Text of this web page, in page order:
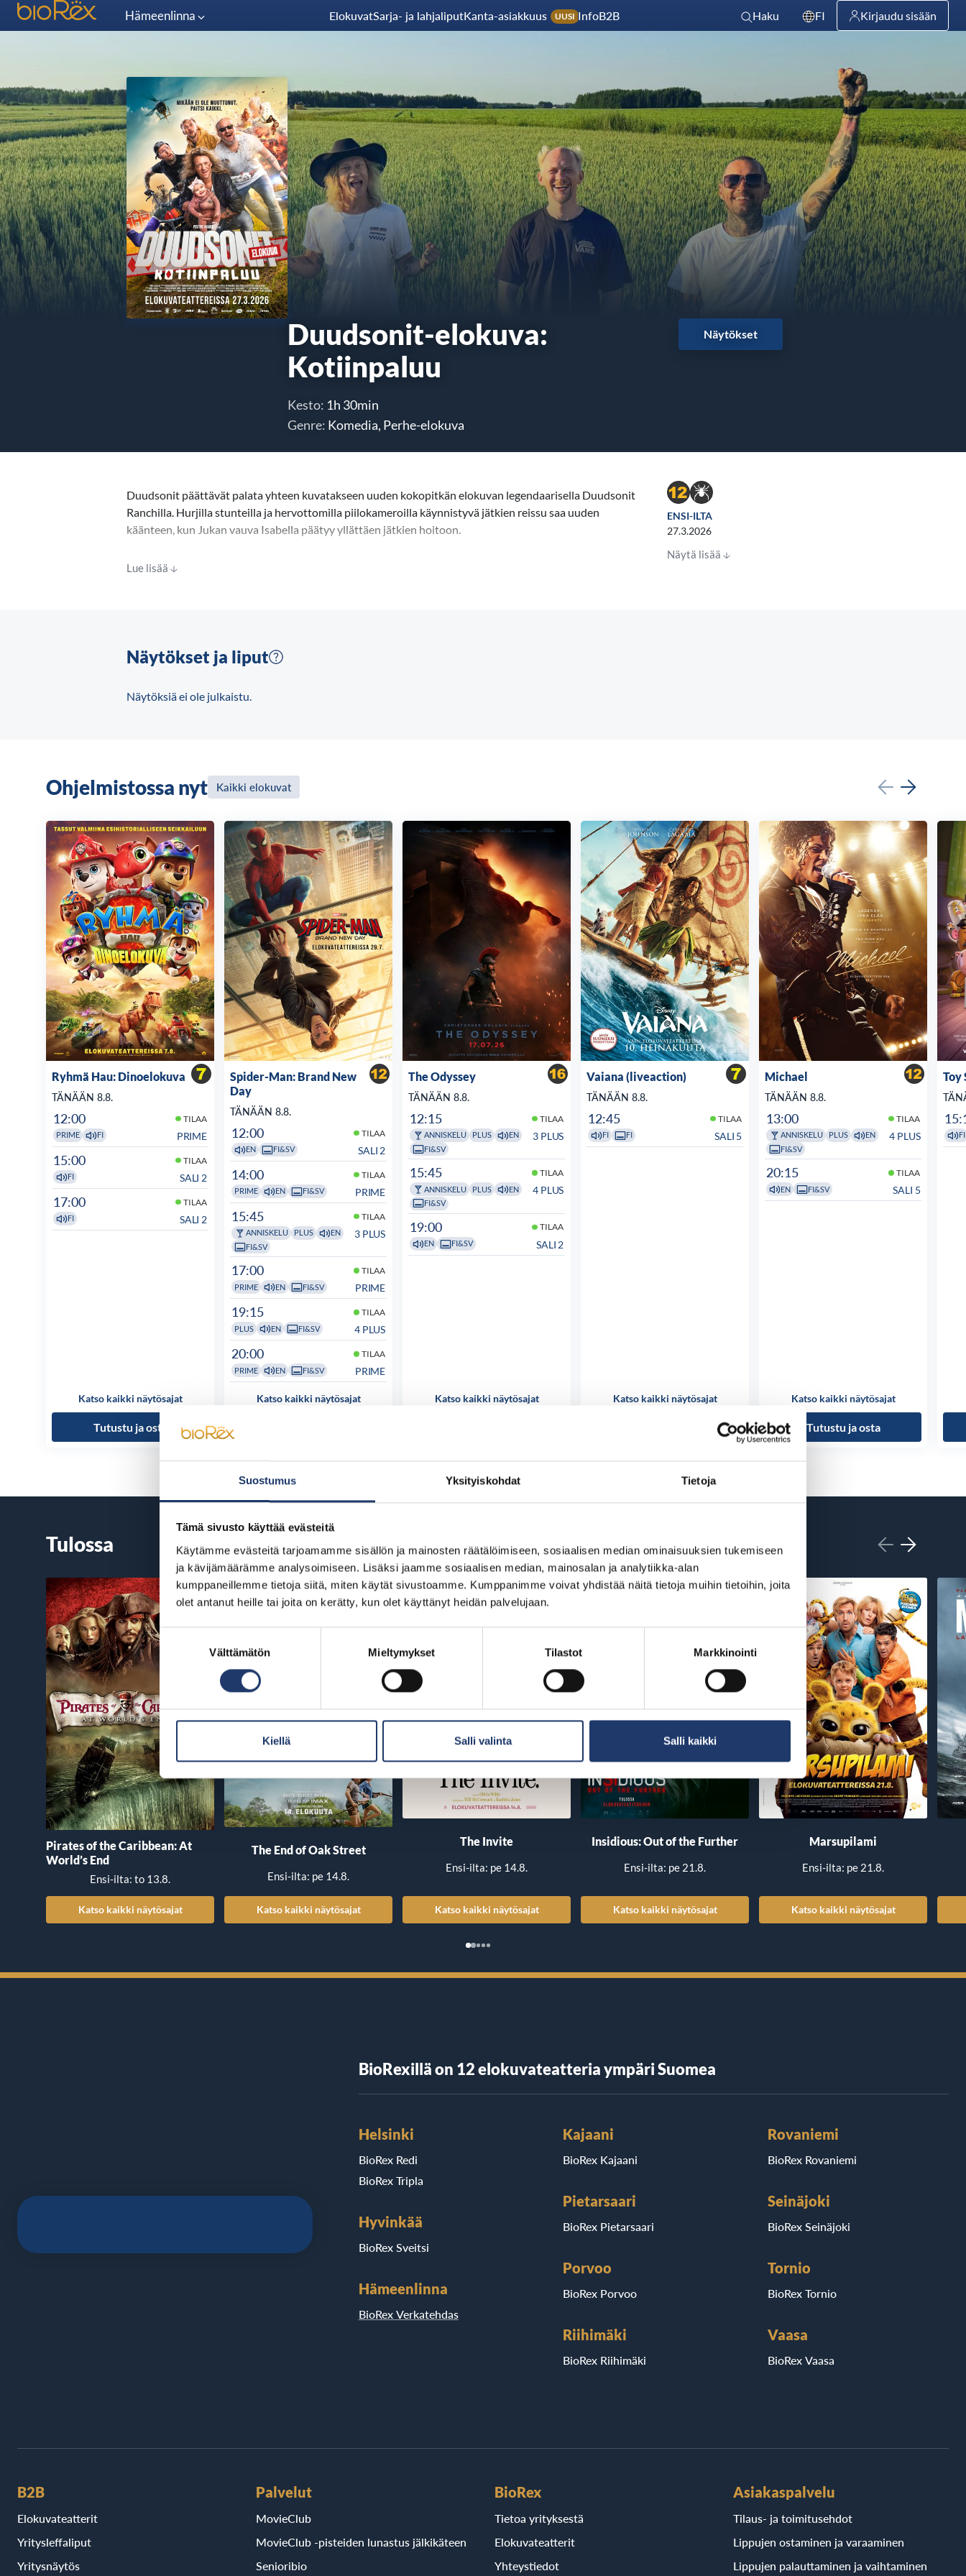
Suostumus Yksityiskohdat Tietoja
Tämä sivusto käyttää evästeitä
Käytämme evästeitä tarjoamamme sisällön ja mainosten räätälöimiseen, sosiaalisen median ominaisuuksien tukemiseen
ja kävijämäärämme analysoimiseen. Lisäksi jaamme sosiaalisen median, mainosalan ja analytiikka-alan
kumppaneillemme tietoja siitä, miten käytät sivustoamme. Kumppanimme voivat yhdistää näitä tietoja muihin tietoihin, joita
olet antanut heille tai joita on kerätty, kun olet käyttänyt heidän palvelujaan.
Suostumuksen
Välttämätön Mieltymykset Tilastot Markkinointi
Kiellä Salli valinta Salli kaikki
Hämeenlinna ElokuvatSarja- ja lahjaliputKanta-asiakkuus UUSI InfoB2B Haku FI Kirjaudu sisään
Duudsonit-elokuva:
Kotiinpaluu
Kesto: 1h 30min
Genre: Komedia, Perhe-elokuva
Näytökset
Duudsonit päättävät palata yhteen kuvatakseen uuden kokopitkän elokuvan legendaarisella Duudsonit
Ranchilla. Hurjilla stunteilla ja hervottomilla piilokameroilla käynnistyvä jätkien reissu saa uuden
käänteen, kun Jukan vauva Isabella päätyy yllättäen jätkien hoitoon.
Lue lisää
ENSI-ILTA
27.3.2026
Näytä lisää
Näytökset ja liput
Näytöksiä ei ole julkaistu.
Ohjelmistossa nyt Kaikki elokuvat
Ryhmä Hau: Dinoelokuva
TÄNÄÄN 8.8.
12:00 TILAA
PRIME FI PRIME
15:00 TILAA
FI SALI 2
17:00 TILAA
FI SALI 2
Katso kaikki näytösajat
Tutustu ja osta
Spider-Man: Brand New
Day
TÄNÄÄN 8.8.
12:00 TILAA
EN FI&SV SALI 2
14:00 TILAA
PRIME EN FI&SV PRIME
15:45 TILAA
ANNISKELU PLUS
EN
FI&SV
3 PLUS
17:00 TILAA
PRIME EN FI&SV PRIME
19:15 TILAA
PLUS EN FI&SV 4 PLUS
20:00 TILAA
PRIME EN FI&SV PRIME
Katso kaikki näytösajat
The Odyssey
TÄNÄÄN 8.8.
12:15 TILAA
ANNISKELU PLUS
EN
FI&SV
3 PLUS
15:45 TILAA
ANNISKELU PLUS
EN
FI&SV
4 PLUS
19:00 TILAA
EN FI&SV SALI 2
Katso kaikki näytösajat
Vaiana (liveaction)
TÄNÄÄN 8.8.
12:45 TILAA
FI FI SALI 5
Katso kaikki näytösajat
Michael
TÄNÄÄN 8.8.
13:00 TILAA
ANNISKELU PLUS
EN
FI&SV
4 PLUS
20:15 TILAA
EN FI&SV SALI 5
Katso kaikki näytösajat
Tutustu ja osta
Toy
FI
Tulossa
Pirates of the Caribbean: At
World’s End
Ensi-ilta: to 13.8.
Katso kaikki näytösajat
The End of Oak Street
Ensi-ilta: pe 14.8.
Katso kaikki näytösajat
The Invite
Ensi-ilta: pe 14.8.
Katso kaikki näytösajat
Insidious: Out of the Further
Ensi-ilta: pe 21.8.
Katso kaikki näytösajat
Marsupilami
Ensi-ilta: pe 21.8.
Katso kaikki näytösajat
BioRexillä on 12 elokuvateatteria ympäri Suomea
Helsinki
BioRex Redi
BioRex Tripla
Hyvinkää
BioRex Sveitsi
Hämeenlinna
BioRex Verkatehdas
Kajaani
BioRex Kajaani
Pietarsaari
BioRex Pietarsaari
Porvoo
BioRex Porvoo
Riihimäki
BioRex Riihimäki
Rovaniemi
BioRex Rovaniemi
Seinäjoki
BioRex Seinäjoki
Tornio
BioRex Tornio
Vaasa
BioRex Vaasa
B2B
Elokuvateatterit
Yritysleffaliput
Yritysnäytös
Palvelut
MovieClub
MovieClub -pisteiden lunastus jälkikäteen
Senioribio
BioRex
Tietoa yrityksestä
Elokuvateatterit
Yhteystiedot
Asiakaspalvelu
Tilaus- ja toimitusehdot
Lippujen ostaminen ja varaaminen
Lippujen palauttaminen ja vaihtaminen